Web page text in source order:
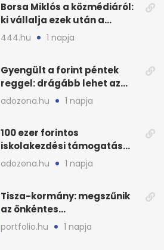
Borsa Miklós a közmédiáról:
ki vállalja ezek után a
munkát?
444.hu 1 napja
Gyengült a forint péntek
reggel: drágább lehet az
euró és a dollár
adozona.hu 1 napja
100 ezer forintos
iskolakezdési támogatás
2026 őszén: adózás,
munkáltatói plusz
adozona.hu 1 napja
Tisza-kormány: megszűnik
az önkéntes
fogyasztáscsökkentés
portfolio.hu 1 napja